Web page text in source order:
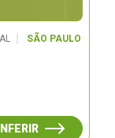
SÃO PAULO